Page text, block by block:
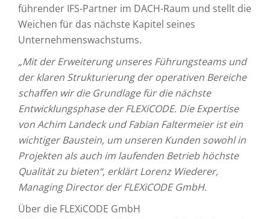
führender IFS-Partner im DACH-Raum und stellt die
Weichen für das nächste Kapitel seines
Unternehmenswachstums.
„Mit der Erweiterung unseres Führungsteams und
der klaren Strukturierung der operativen Bereiche
schaffen wir die Grundlage für die nächste
Entwicklungsphase der FLEXiCODE. Die Expertise
von Achim Landeck und Fabian Faltermeier ist ein
wichtiger Baustein, um unseren Kunden sowohl in
Projekten als auch im laufenden Betrieb höchste
Qualität zu bieten“, erklärt Lorenz Wiederer,
Managing Director der FLEXiCODE GmbH.
Über die FLEXiCODE GmbH